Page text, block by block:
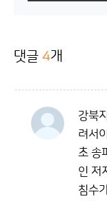
댓글 4개
강북
려서
초 송
인 저
침수